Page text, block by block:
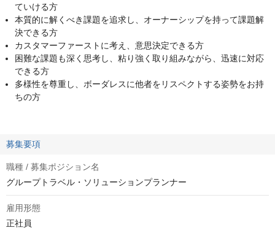
ていける方
本質的に解くべき課題を追求し、オーナーシップを持って課題解
決できる方
カスタマーファーストに考え、意思決定できる方
困難な課題も深く思考し、粘り強く取り組みながら、迅速に対応
できる方
多様性を尊重し、ボーダレスに他者をリスペクトする姿勢をお持
ちの方
募集要項
職種 / 募集ポジション名
グループトラベル・ソリューションプランナー
雇用形態
正社員